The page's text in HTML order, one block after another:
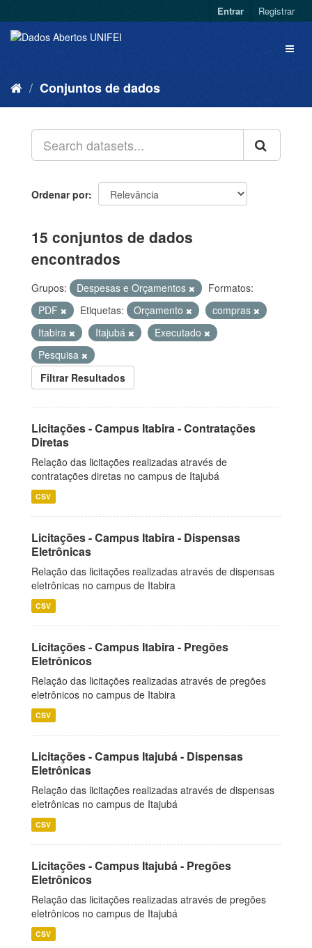
Entrar Registrar
Conjuntos de dados
Ordenar por
15 conjuntos de dados
encontrados
Grupos: Despesas e Orçamentos
Formatos:
PDF
Etiquetas: Orçamento
compras
Itabira
Itajubá
Executado
Pesquisa
Filtrar Resultados
Licitações - Campus Itabira - Contratações
Diretas
Relação das licitações realizadas através de
contratações diretas no campus de Itajubá
CSV
Licitações - Campus Itabira - Dispensas
Eletrônicas
Relação das licitações realizadas através de dispensas
eletrônicas no campus de Itabira
CSV
Licitações - Campus Itabira - Pregões
Eletrônicos
Relação das licitações realizadas através de pregões
eletrônicos no campus de Itabira
CSV
Licitações - Campus Itajubá - Dispensas
Eletrônicas
Relação das licitações realizadas através de dispensas
eletrônicas no campus de Itajubá
CSV
Licitações - Campus Itajubá - Pregões
Eletrônicos
Relação das licitações realizadas através de pregões
eletrônicos no campus de Itajubá
CSV